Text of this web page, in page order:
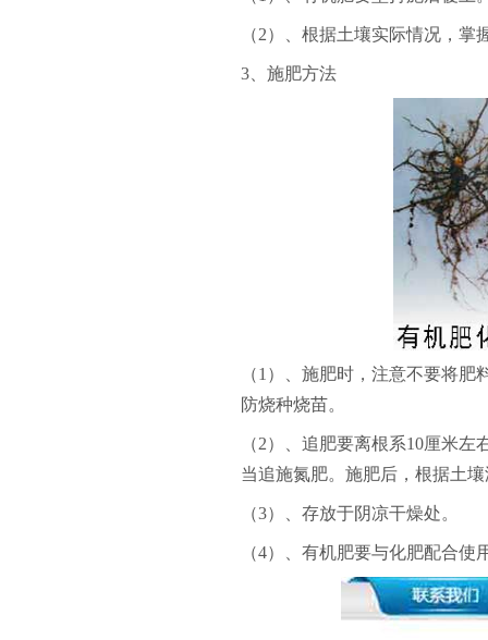
（2）、根据土壤实际情况，
3、施肥方法
（1）、 施肥时，注意不要将肥
防烧种烧苗。
（2）、追肥要离根系10厘米
当追施氮肥。施肥后，根据土
（3）、存放于阴凉干燥处。
（4）、有机肥要与化肥配合